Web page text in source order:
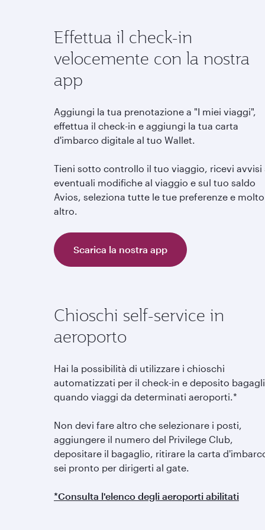
Effettua il check-in
velocemente con la nostra
app
Aggiungi la tua prenotazione a "I miei viaggi",
effettua il check-in e aggiungi la tua carta
d'imbarco digitale al tuo Wallet.
Tieni sotto controllo il tuo viaggio, ricevi avvisi
eventuali modifiche al viaggio e sul tuo saldo
Avios, seleziona tutte le tue preferenze e molto
altro.
Scarica la nostra app
Chioschi self-service in
aeroporto
Hai la possibilità di utilizzare i chioschi
automatizzati per il check-in e deposito bagagli
quando viaggi da determinati aeroporti.*
Non devi fare altro che selezionare i posti,
aggiungere il numero del Privilege Club,
depositare il bagaglio, ritirare la carta
sei pronto per dirigerti al gate.
*Consulta l'elenco degli aeroporti abilitati